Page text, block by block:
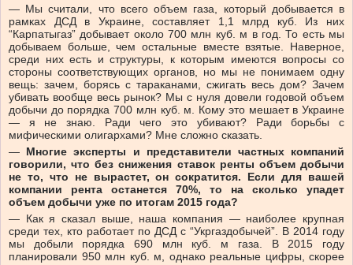
— Мы считали, что всего объем газа, который добывается в
рамках ДСД в Украине, составляет 1,1 млрд куб. Из них
“Карпатыгаз” добывает около 700 млн куб. м в год. То есть мы
добываем больше, чем остальные вместе взятые. Наверное,
среди них есть и структуры, к которым имеются вопросы со
стороны соответствующих органов, но мы не понимаем одну
вещь: зачем, борясь с тараканами, сжигать весь дом? Зачем
убивать вообще весь рынок? Мы с нуля довели годовой объем
добычи до порядка 700 млн куб. м. Кому это мешает в Украине
— я не знаю. Ради чего это убивают? Ради борьбы с
мифическими олигархами? Мне сложно сказать.
— Многие эксперты и представители частных компаний
говорили, что без снижения ставок ренты объем добычи
не то, что не вырастет, он сократится. Если для вашей
компании рента останется 70%, то на сколько упадет
объем добычи уже по итогам 2015 года?
— Как я сказал выше, наша компания — наиболее крупная
среди тех, кто работает по ДСД с “Укргаздобычей”. В 2014 году
мы добыли порядка 690 млн куб. м газа. В 2015 году
планировали 950 млн куб. м, однако реальные цифры, скорее